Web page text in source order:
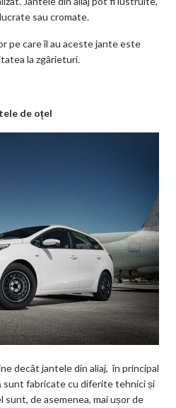
sau cromate.
pe care îl au aceste jante este
la zgârieturi.
de oțel
decât jantele din aliaj, în principal
sunt fabricate cu diferite tehnici și
sunt, de asemenea, mai ușor de